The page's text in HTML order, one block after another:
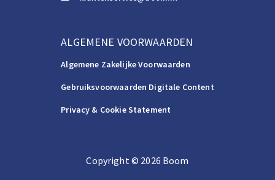
ALGEMENE VOORWAARDEN
Algemene Zakelijke Voorwaarden
Gebruiksvoorwaarden Digitale Content
Privacy & Cookie Statement
Copyright©️ 2026 Boom